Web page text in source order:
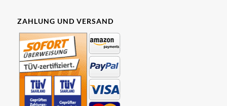
ZAHLUNG UND VERSAND